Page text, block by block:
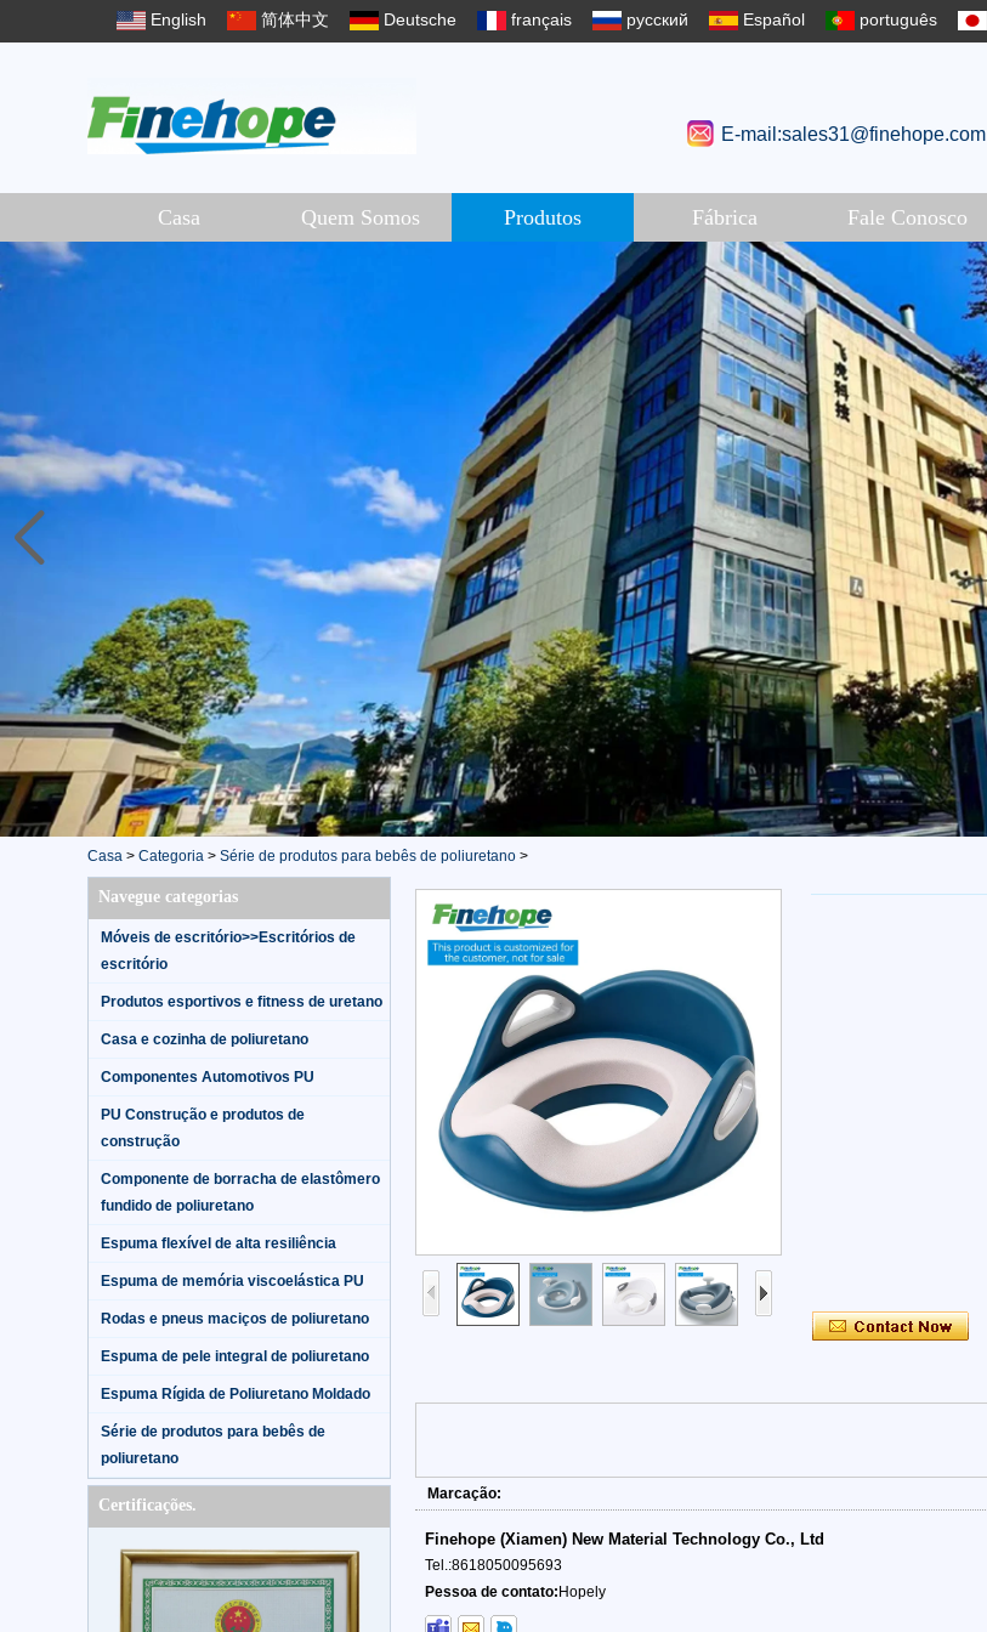
English 简体中文 Deutsche français русский Español português
E-mail:sales31@finehope.com
Casa Quem Somos Produtos Fábrica Fale Conosco
Casa > Categoria > Série de produtos para bebês de poliuretano >
Navegue categorias
Móveis de escritório>>Escritórios de
escritório
Produtos esportivos e fitness de uretano
Casa e cozinha de poliuretano
Componentes Automotivos PU
PU Construção e produtos de
construção
Componente de borracha de elastômero
fundido de poliuretano
Espuma flexível de alta resiliência
Espuma de memória viscoelástica PU
Rodas e pneus maciços de poliuretano
Espuma de pele integral de poliuretano
Espuma Rígida de Poliuretano Moldado
Série de produtos para bebês de
poliuretano
Certificações.
Marcação:
Finehope (Xiamen) New Material Technology Co., Ltd
Tel.:8618050095693
Pessoa de contato: Hopely